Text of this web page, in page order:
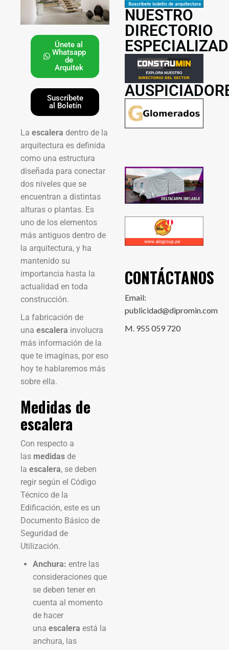
Únete al
Whatsapp
de
Arquitek
Suscríbete
al Boletín
La escalera dentro de la
arquitectura es definida
como una estructura
diseñada para conectar
dos niveles que se
encuentran a distintas
alturas o plantas. Es
uno de los elementos
más antiguos dentro de
la arquitectura, y ha
mantenido su
importancia hasta la
actualidad en toda
construcción.
La fabricación de
una escalera involucra
más información de la
que te imaginas, por eso
hoy te hablaremos más
sobre ella.
Medidas de
escalera
Con respecto a
las medidas de
la escalera, se deben
regir según el Código
Técnico de la
Edificación, este es un
Documento Básico de
Seguridad de
Utilización.
Anchura: entre las
consideraciones que
se deben tener en
cuenta al momento
de hacer
una escalera está la
anchura, las
NUESTRO
DIRECTORIO
CONTÁCTANOS
Email:
publicidad@dipromin.com
M. 955 059 720